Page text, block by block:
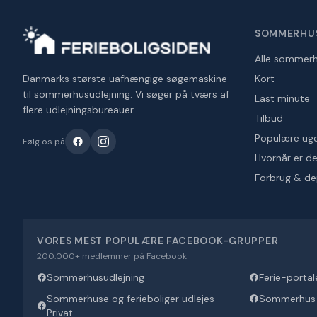
Danmarks største uafhængige søgemaskine
til sommerhusudlejning. Vi søger på tværs af
flere udlejningsbureauer.
Følg os på
Alle
Kort
Last minute
Tilbud
Populære
Hvornår er
Forbrug &
VORES MEST POPULÆRE FACEBOOK-GRUPPER
200.000+ medlemmer på Facebook
Sommerhusudlejning
Ferie-
Sommerhuse og ferieboliger udlejes
Privat